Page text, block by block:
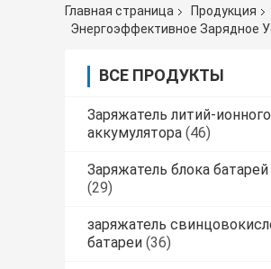
Главная страница Продукция
Энергоэффективное Зарядное
ВСЕ ПРОДУКТЫ
Заряжатель литий-ионного
аккумулятора (46)
Заряжатель блока
(29)
заряжатель
батареи (36)